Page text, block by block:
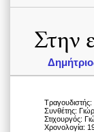
Στην
Συνθέτης:
Στιχουργός:
Χρονολογία: